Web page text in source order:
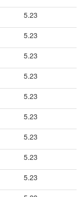
5.23
5.23
5.23
5.23
5.23
5.23
5.23
5.23
5.23